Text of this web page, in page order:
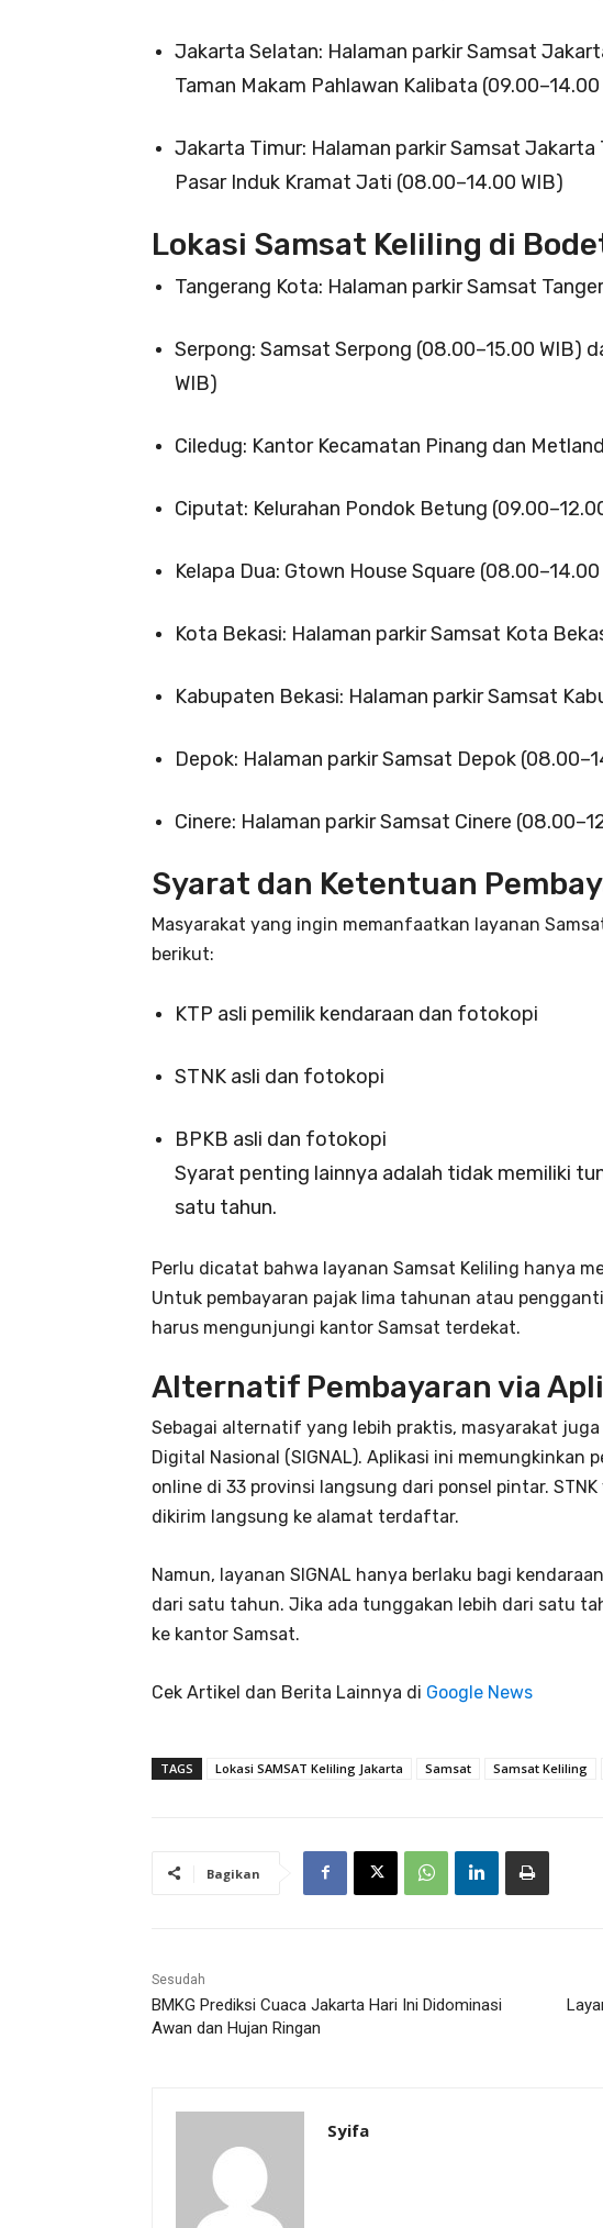
Jakarta Selatan: Halaman parkir Samsat
Taman Makam Pahlawan Kalibata (09.00–14.00
Jakarta Timur: Halaman parkir Samsat Jakarta
Pasar Induk Kramat Jati (08.00–14.00 WIB)
Lokasi Samsat Keliling di
Tangerang Kota: Halaman parkir Samsat
Serpong: Samsat Serpong (08.00–15.00 WIB)
WIB)
Ciledug: Kantor Kecamatan Pinang dan
Ciputat: Kelurahan Pondok Betung
Kelapa Dua: Gtown House Square (08.00–14.00
Kota Bekasi: Halaman parkir Samsat Kota
Kabupaten Bekasi: Halaman parkir Samsat
Depok: Halaman parkir Samsat Depok
Cinere: Halaman parkir Samsat Cinere
Syarat dan Ketentuan
Masyarakat yang ingin memanfaatkan layanan
berikut:
KTP asli pemilik kendaraan dan fotokopi
STNK asli dan fotokopi
BPKB asli dan fotokopi
Syarat penting lainnya adalah tidak memiliki
satu tahun.
Perlu dicatat bahwa layanan Samsat Keliling hanya
Untuk pembayaran pajak lima tahunan atau
harus mengunjungi kantor Samsat terdekat.
Alternatif Pembayaran via
Sebagai alternatif yang lebih praktis, masyarakat
Digital Nasional (SIGNAL). Aplikasi ini memungkinkan
online di 33 provinsi langsung dari ponsel pintar.
dikirim langsung ke alamat terdaftar.
Namun, layanan SIGNAL hanya berlaku bagi
dari satu tahun. Jika ada tunggakan lebih dari satu
ke kantor Samsat.
Cek Artikel dan Berita Lainnya di Google News
TAGS Lokasi SAMSAT Keliling Jakarta Samsat Samsat Keliling
Bagikan
Sesudah
BMKG Prediksi Cuaca Jakarta Hari Ini Didominasi
Awan dan Hujan Ringan
Syifa